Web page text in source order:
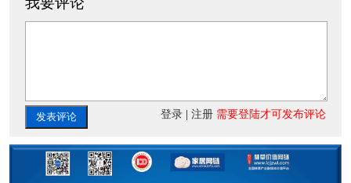
发表评论 登录 |注册 需要登陆才可发布评论